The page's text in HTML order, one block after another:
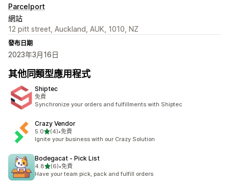
Parcelport
網站
12 pitt street, Auckland, AUK, 1010, NZ
發布日期
2023年3月16日
其他同類型應用程式
Shiptec
免費
Synchronize your orders and fulfillments with Shiptec
Crazy Vendor
5.0滿分 5 顆星
(4)
共有 4 則評價
•免費
Ignite your business with our Crazy Solution
Bodegacat ‑ Pick List
4.8滿分 5 顆星
(6)
共有 6 則評價
•免費
Have your team pick, pack and fulfill orders